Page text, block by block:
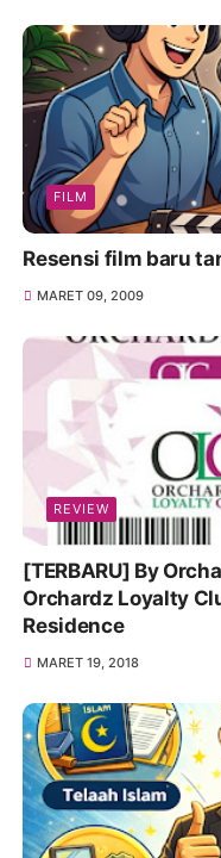
FILM
Resensi film baru
MARET 09, 2009
REVIEW
[TERBARU] By
Orchardz Loyalty
Residence
MARET 19, 2018